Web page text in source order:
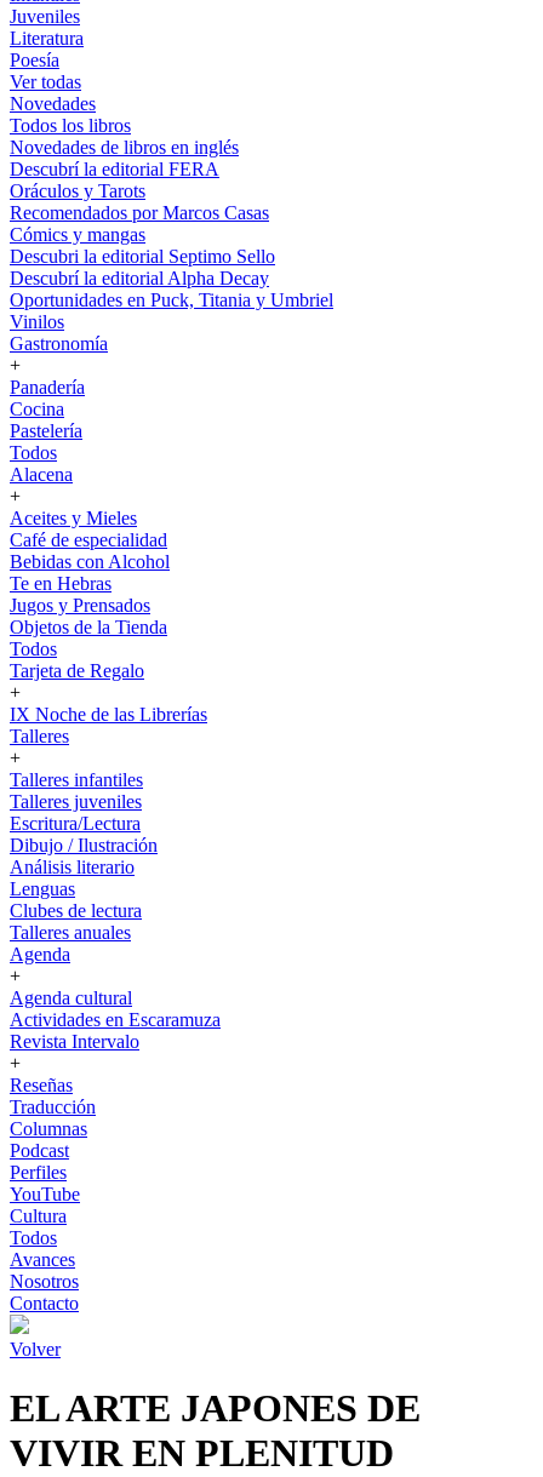
Juveniles
Literatura
Poesía
Ver todas
Novedades
Todos los libros
Novedades de libros en inglés
Descubrí la editorial FERA
Oráculos y Tarots
Recomendados por Marcos Casas
Cómics y mangas
Descubri la editorial Septimo Sello
Descubrí la editorial Alpha Decay
Oportunidades en Puck, Titania y Umbriel
Vinilos
Gastronomía
+
Panadería
Cocina
Pastelería
Todos
Alacena
+
Aceites y Mieles
Café de especialidad
Bebidas con Alcohol
Te en Hebras
Jugos y Prensados
Objetos de la Tienda
Todos
Tarjeta de Regalo
+
IX Noche de las Librerías
Talleres
+
Talleres infantiles
Talleres juveniles
Escritura/Lectura
Dibujo / Ilustración
Análisis literario
Lenguas
Clubes de lectura
Talleres anuales
Agenda
+
Agenda cultural
Actividades en Escaramuza
Revista Intervalo
+
Reseñas
Traducción
Columnas
Podcast
Perfiles
YouTube
Cultura
Todos
Avances
Nosotros
Contacto
Volver
EL ARTE JAPONES DE
VIVIR EN PLENITUD